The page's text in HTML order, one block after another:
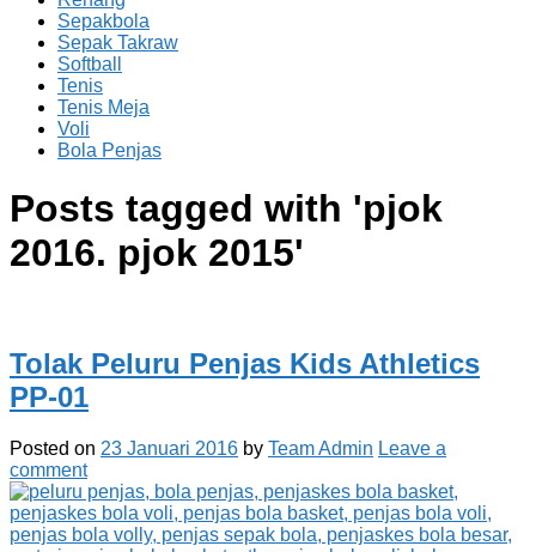
Sepakbola
Sepak Takraw
Softball
Tenis
Tenis Meja
Voli
Bola Penjas
Posts tagged with 'pjok
2016. pjok 2015'
Tolak Peluru Penjas Kids Athletics
PP-01
Posted on 23 Januari 2016 by Team Admin Leave a
comment